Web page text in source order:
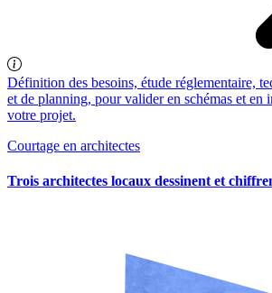
Définition des besoins, étude réglementaire,
et de planning, pour valider en schémas et en
votre projet.
Courtage en architectes
Trois architectes locaux dessinent et